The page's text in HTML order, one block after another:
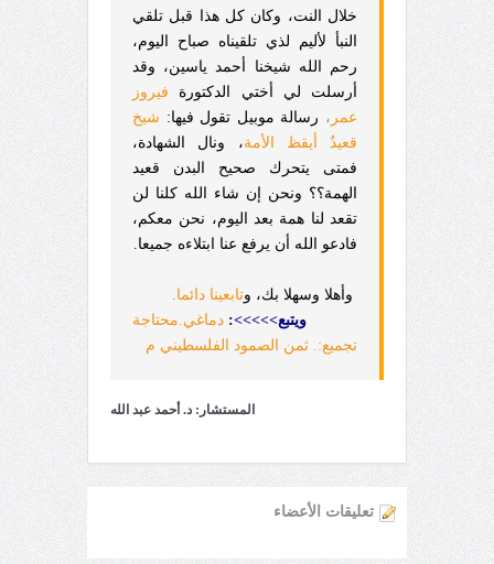
خلال النت، وكان كل هذا قبل تلقي
النبأ لأليم لذي تلقيناه صباح اليوم،
رحم الله شيخنا أحمد ياسين، وقد
أرسلت لي أختي الدكتورة
فيروز
عمر ، رسالة موبيل تقول فيها: شيخ
قعيدٌ أيقظ الأمة، ونال الشهادة،
فمتى يتحرك صحيح البدن قعيد
الهمة؟؟ ونحن إن شاء الله كلنا لن
تقعد لنا همة بعد اليوم، نحن معكم،
فادعو الله أن يرفع عنا ابتلاءه جميعا.
وأهلا وسهلا بك، وتابعينا دائما
ويتبع>>>>>: دماغي.محتاجة
تجميع:. ثمن الصمود الفلسطيني م
المستشار: د. أحمد عبد الله
تعليقات الأعضاء